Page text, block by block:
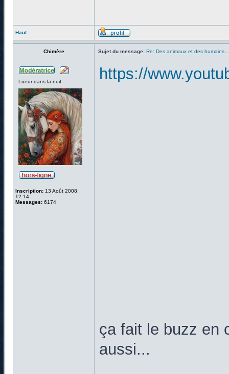
Haut
Chimère Sujet du message: Re: Des animaux et des humains...
Lueur dans la nuit
Inscription: 13 Août 2008,
12:14
Messages: 6174
https://
ça fait le buzz en
aussi...